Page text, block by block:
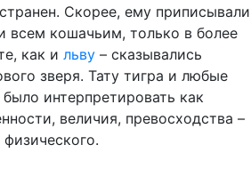
Скорее, ему приписывали
всем кошачьим, только в более
как и льву – сказывались
зверя. Тату тигра и любые
интерпретировать как
величия, превосходства –